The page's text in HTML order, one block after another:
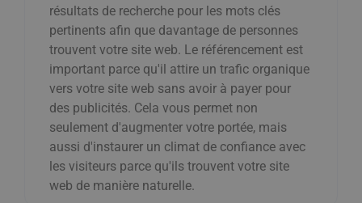
résultats de recherche pour les mots clés
pertinents afin que davantage de personnes
trouvent votre site web. Le référencement est
important parce qu'il attire un trafic organique
vers votre site web sans avoir à payer pour
des publicités. Cela vous permet non
seulement d'augmenter votre portée, mais
aussi d'instaurer un climat de confiance avec
les visiteurs parce qu'ils trouvent votre site
web de manière naturelle.